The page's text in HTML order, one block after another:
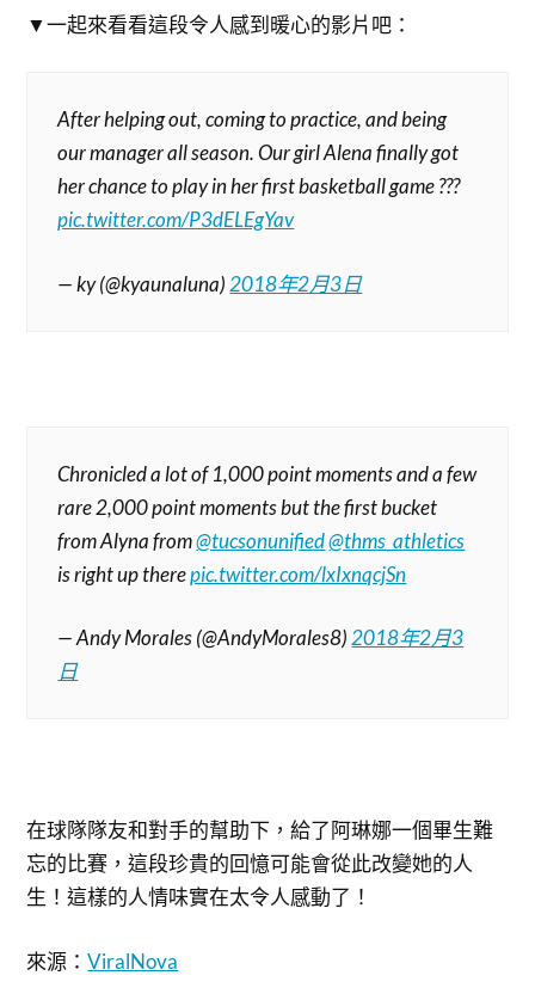
▼一起來看看這段令人感到暖心的影片吧：
After helping out, coming to practice, and being
our manager all season. Our girl Alena finally got
her chance to play in her first basketball game ???
pic.twitter.com/P3dELEgYav
— ky (@kyaunaluna) 2018年2月3日
Chronicled a lot of 1,000 point moments and a few
rare 2,000 point moments but the first bucket
from Alyna from@tucsonunified@thms_athletics
is right up therepic.twitter.com/lxIxnqcjSn
— Andy Morales (@AndyMorales8) 2018年2月3
日
在球隊隊友和對手的幫助下，給了阿琳娜一個畢生難
忘的比賽，這段珍貴的回憶可能會從此改變她的人
生！這樣的人情味實在太令人感動了！
來源：ViralNova